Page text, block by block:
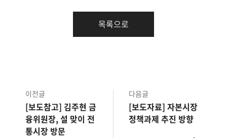
목록으로
이전글
[보도참고] 김주현 금
융위원장, 설 맞이 전
통시장 방문
다음글
[보도자료] 자본시장
정책과제 추진 방향